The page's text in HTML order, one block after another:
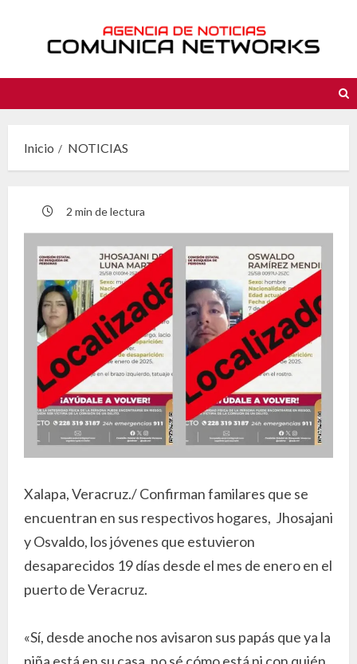
contenido
Inicio NOTICIAS
2 min de lectura
Xalapa, Veracruz./ Confirman familares que se
encuentran en sus respectivos hogares, Jhosajani
y Osvaldo, los jóvenes que estuvieron
desaparecidos 19 días desde el mes de enero en el
puerto de Veracruz.
«Sí, desde anoche nos avisaron sus papás que ya la